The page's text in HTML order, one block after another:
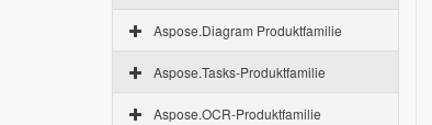
Aspose.Diagram Produktfamilie
Aspose.Tasks-Produktfamilie
Aspose.OCR-Produktfamilie